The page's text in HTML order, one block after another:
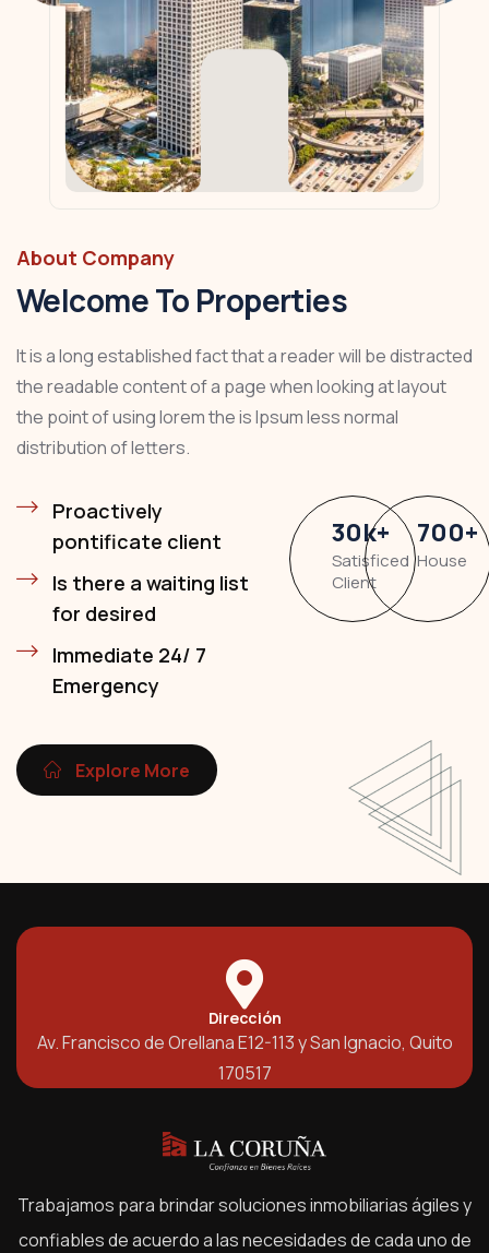
About Company
Welcome To Properties
It is a long established fact that a reader will be distracted
the readable content of a page when looking at layout
the point of using lorem the is Ipsum less normal
distribution of letters.
Proactively
pontificate client
Is there a waiting list
for desired
Immediate 24/ 7
Emergency
30k+
Satisficed
Client
700+
House
Explore More
Dirección
Av. Francisco de Orellana E12-113 y San Ignacio, Quito
170517
Trabajamos para brindar soluciones inmobiliarias ágiles y
confiables de acuerdo a las necesidades de cada uno de